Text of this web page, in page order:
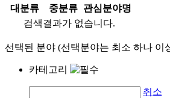
대분류
중분류
관심분야명
검색결과가 없습니다.
선택된 분야 (선택분야는 최소 하나 이
카테고리
취소